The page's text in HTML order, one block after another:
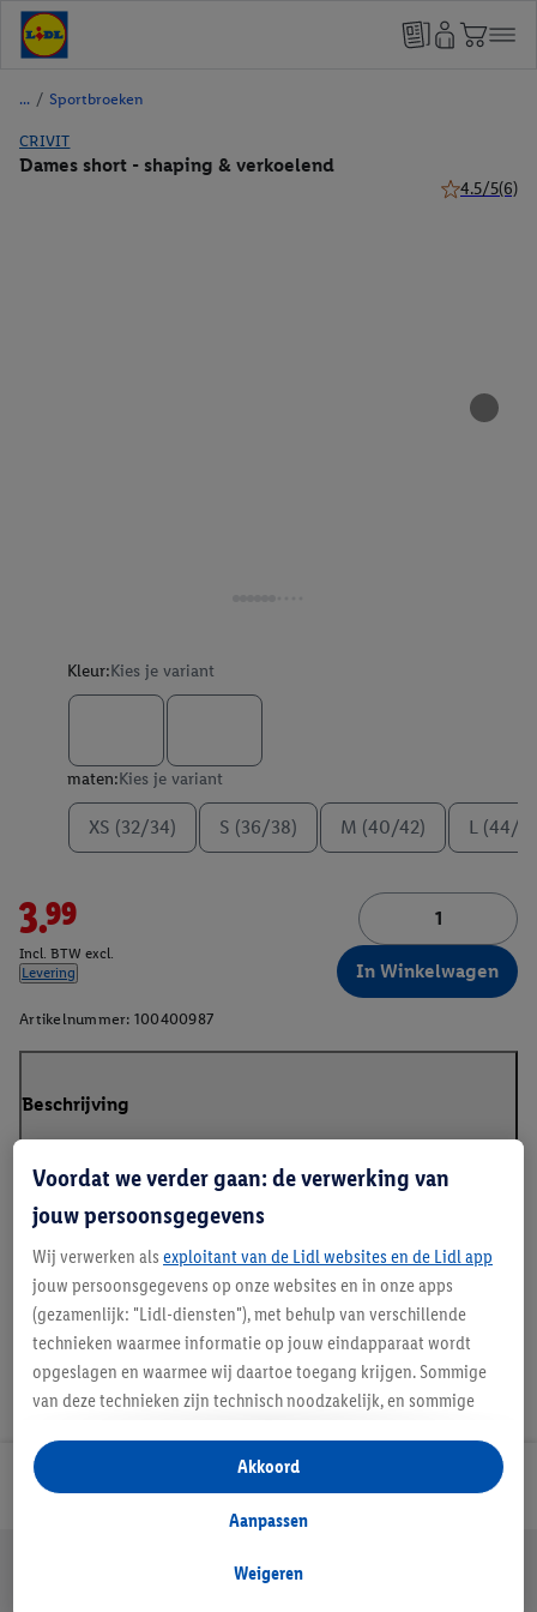
/ Sportbroeken
CRIVIT
Dames short - shaping & verkoelend
4.5/5(6)
Kleur:Kies je variant
maten:Kies je variant
XS (32/34) S (36/38) M (40/42) L (44/
3.99
Incl. BTW excl.
Levering
In Winkelwagen
Artikelnummer: 100400987
Beschrijving
*RCS – Recycled Claim Standard
Veilig winkelen
Voordat we verder gaan: de verwerking van
jouw persoonsgegevens
Wij verwerken als exploitant van de Lidl websites en de Lidl app
jouw persoonsgegevens op onze websites en in onze apps
(gezamenlijk: "Lidl-diensten"), met behulp van verschillende
technieken waarmee informatie op jouw eindapparaat wordt
opgeslagen en waarmee wij daartoe toegang krijgen. Sommige
van deze technieken zijn technisch noodzakelijk, en sommige
opslaan van voorkeursinstellingen, het verzamelen en
analyseren van statistieken of voor het tonen van
gepersonaliseerde reclame binnen en buiten de Lidl-diensten.
gegevens over jouw aankoopgedrag in de winkel ook voor de
Weigeren
Aanpassen
Akkoord